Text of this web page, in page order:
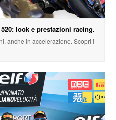
look e prestazioni racing.
anche in accelerazione. Scopri i